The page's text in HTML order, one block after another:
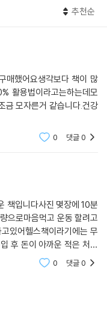
추천순
매했어요생각보다 책이 많
활용법이라고는하는데모
금 모자른거 같습니다.건강
0 댓글0
책입니다사진 몇장에 10분
으로마음먹고 운동 할려고
있어헬스책이라기에는 무
미리보기가 없는 이유가
0 댓글0